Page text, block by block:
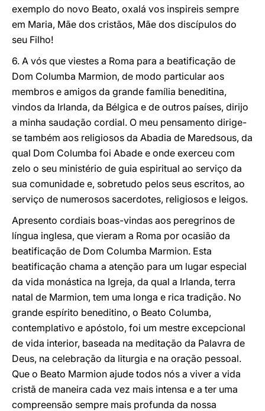
exemplo do novo Beato, oxalá vos inspireis sempre
em Maria, Mãe dos cristãos, Mãe dos discípulos do
seu Filho!
6. A vós que viestes a Roma para a beatificação de
Dom Columba Marmion, de modo particular aos
membros e amigos da grande família beneditina,
vindos da Irlanda, da Bélgica e de outros países, dirijo
a minha saudação cordial. O meu pensamento dirige-
se também aos religiosos da Abadia de Maredsous, da
qual Dom Columba foi Abade e onde exerceu com
zelo o seu ministério de guia espiritual ao serviço da
sua comunidade e, sobretudo pelos seus escritos, ao
serviço de numerosos sacerdotes, religiosos e leigos.
Apresento cordiais boas-vindas aos peregrinos de
língua inglesa, que vieram a Roma por ocasião da
beatificação de Dom Columba Marmion. Esta
beatificação chama a atenção para um lugar especial
da vida monástica na Igreja, da qual a Irlanda, terra
natal de Marmion, tem uma longa e rica tradição. No
grande espírito beneditino, o Beato Columba,
contemplativo e apóstolo, foi um mestre excepcional
de vida interior, baseada na meditação da Palavra de
Deus, na celebração da liturgia e na oração pessoal.
Que o Beato Marmion ajude todos nós a viver a vida
cristã de maneira cada vez mais intensa e a ter uma
compreensão sempre mais profunda da nossa